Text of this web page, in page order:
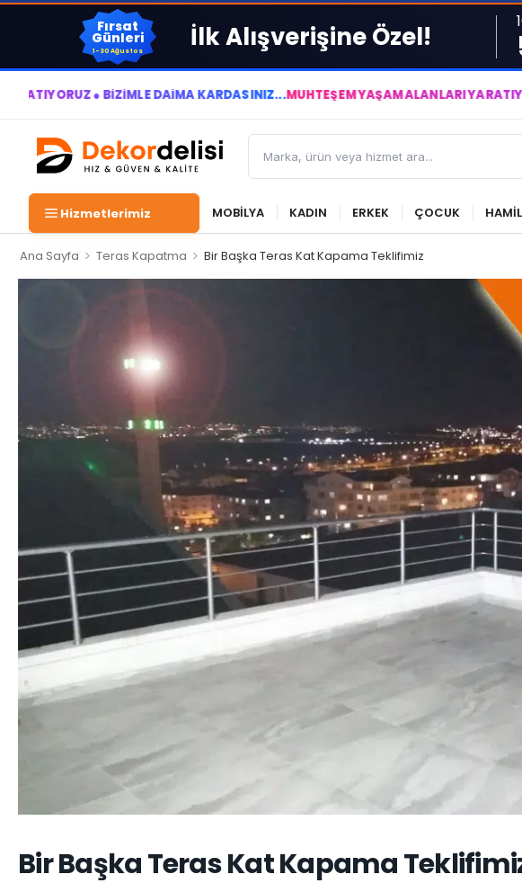
Fırsat
Günleri
1-30 Ağustos İlk Alışverişine Özel!
● BİZİMLE DAİMA KÂRDASINIZ...MUHTEŞEM YAŞAM ALANLARI YARATIYOR VE
Hizmetlerimiz MOBİLYA KADIN ERKEK ÇOCUK
Ana Sayfa > Teras Kapatma > Bir Başka Teras Kat Kapama Teklifimiz
Bir Başka Teras Kat Kapama